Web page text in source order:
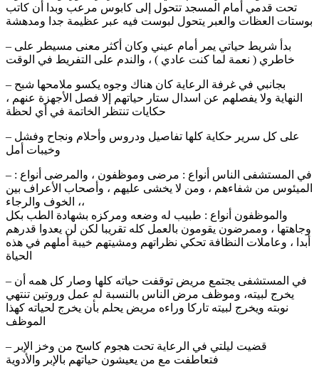
تحت قدمي أمام المسجد تتحول إلى كابوس مرعب وبدا أن كاتب
بوستات العظات والعبر يتحول لبوست فيه عبر عظيمة جدا ومدهشة
– بدأ شريط حياتي يمر أمام عيني وكان أكثر معنى مسيطر على
خاطري ( نعمة لما كنت عادي ) ، والندم على التفريط في الوقت
– بجانبي في غرفة الرعاية كان هناك وجوه يكسو ملامحها شبح
النهاية ولا يفصلهم عن اسدال ستار حياتهم إلا فصل الأجهزة عنهم ،
حكايات تنتظر الخاتمة في أي لحظة
– على كل سرير حكاية كلها تفاصيل ودروس وأحلام ونجاح وفشل
وخيبات أمل
– في المستشفى الناس أنواع : مرضى وموظفون ، والمرضى أنواع :
الميئوس من شفاءهم ، ومن لا يخشى عليهم ، وأصحاب الأعراف بين
الخوف والرجاء ،،
والموظفون أنواع : طبيب له وضعه ومركزه بشهادة الطب بكل
وجاهتها ، وممرضون يقومون بالعمل كله تقريبا لكن لن يعدوا قدرهم
أبدا ، وعاملات النظافة تحكي نظراتهم ومشيتهم خيبة أملهم في هذه
الحياة
– في المستشفى يجتمع مريض توقفت حياته كلها وصار كل همه أن
يخرج لبيته، وموظف مرض الناس بالنسبة له عمل وروتين تنتهي
نوبته ويخرج لبيته تاركا وراءه مريض يحلم بأن يخرج لحياته كهذا
الموظف
– قضيت ليلتي في الرعاية تحت هجوم كاسح من وخز الإبر
فتعاطفت مع من يعيشون حياتهم بالإبر والأدوية